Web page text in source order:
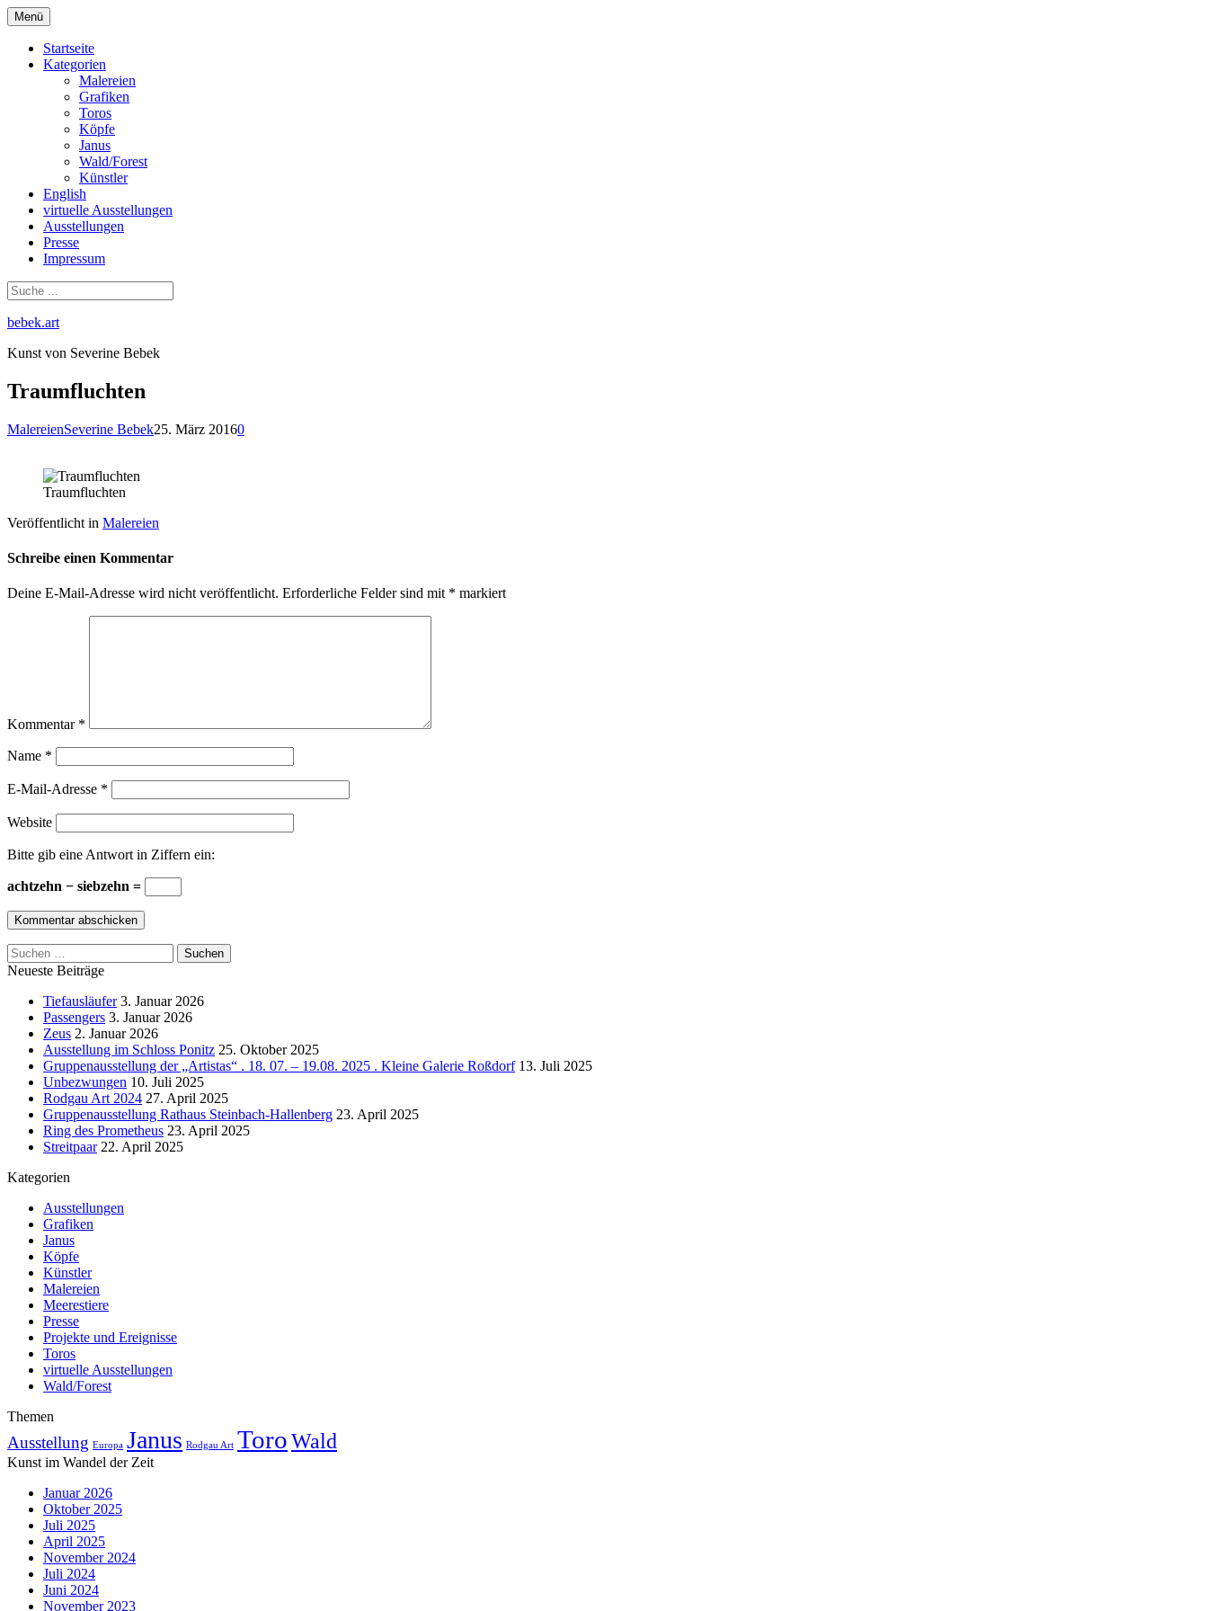
Zum
Inhalt
springen
Menü
Startseite
Kategorien
Malereien
Grafiken
Toros
Köpfe
Janus
Wald/Forest
Künstler
English
virtuelle Ausstellungen
Ausstellungen
Presse
Impressum
bebek.art
Kunst von Severine Bebek
Traumfluchten
MalereienSeverine Bebek25. März 20160
Traumfluchten
Veröffentlicht in Malereien
Schreibe einen Kommentar
Deine E-Mail-Adresse wird nicht veröffentlicht. Erforderliche Felder sind mit * markiert
Kommentar *
Name *
E-Mail-Adresse *
Website
Bitte gib eine Antwort in Ziffern ein:
achtzehn − siebzehn =
Suchen
nach:
Neueste Beiträge
Tiefausläufer 3. Januar 2026
Passengers 3. Januar 2026
Zeus 2. Januar 2026
Ausstellung im Schloss Ponitz 25. Oktober 2025
Gruppenausstellung der „Artistas“ . 18. 07. – 19.08. 2025 . Kleine Galerie Roßdorf 13. Juli 2025
Unbezwungen 10. Juli 2025
Rodgau Art 2024 27. April 2025
Gruppenausstellung Rathaus Steinbach-Hallenberg 23. April 2025
Ring des Prometheus 23. April 2025
Streitpaar 22. April 2025
Kategorien
Ausstellungen
Grafiken
Janus
Köpfe
Künstler
Malereien
Meerestiere
Presse
Projekte und Ereignisse
Toros
virtuelle Ausstellungen
Wald/Forest
Themen
Ausstellung Europa Janus Rodgau Art ToroWald
Kunst im Wandel der Zeit
Januar 2026
Oktober 2025
Juli 2025
April 2025
November 2024
Juli 2024
Juni 2024
November 2023